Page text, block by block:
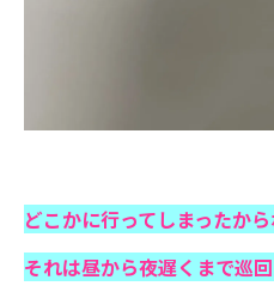
どこかに行ってしまったか
それは昼から夜遅くまで巡回